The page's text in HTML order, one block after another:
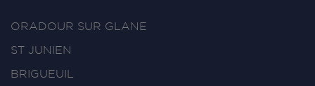
ORADOUR SUR GLANE
ST JUNIEN
BRIGUEUIL